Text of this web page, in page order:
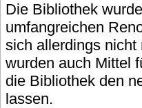
Die Bibliothek
umfangreichen
sich allerdings
wurden auch Mittel
die Bibliothek den
lassen.